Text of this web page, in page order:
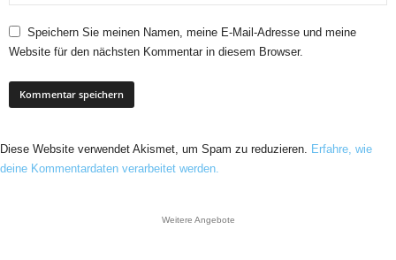
Speichern Sie meinen Namen, meine E-Mail-Adresse und meine
Website für den nächsten Kommentar in diesem Browser.
Diese Website verwendet Akismet, um Spam zu reduzieren. Erfahre, wie
deine Kommentardaten verarbeitet werden.
Weitere Angebote